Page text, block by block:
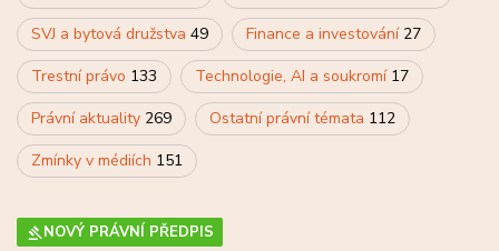
SVJ a bytová družstva 49 Finance a investování 27
Trestní právo 133 Technologie, AI a soukromí 17
Právní aktuality 269 Ostatní právní témata 112
Zmínky v médiích 151
NOVÝ PRÁVNÍ PŘEDPIS